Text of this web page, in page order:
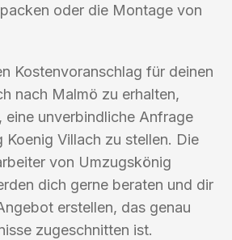
oder die Montage von
Kostenvoranschlag für deinen
nach Malmö zu erhalten,
eine unverbindliche Anfrage
Koenig Villach zu stellen. Die
von Umzugskönig
dich gerne beraten und dir
erstellen, das genau
zugeschnitten ist.